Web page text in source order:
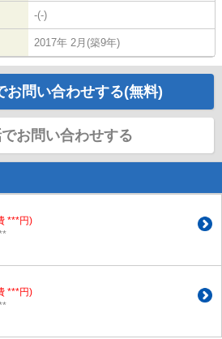
-(-)
2017年 2月(築9年)
お問い合わせする(無料)
お問い合わせする
***円)
***円)